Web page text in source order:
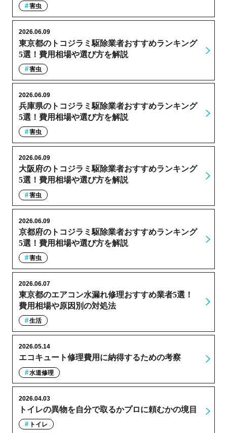
害虫
東京都のトコジラミ駆除業者おすすめランキング
5選！費用相場や選び方を解説
2026.06.09
害虫
兵庫県のトコジラミ駆除業者おすすめランキング
5選！費用相場や選び方を解説
2026.06.09
害虫
大阪府のトコジラミ駆除業者おすすめランキング
5選！費用相場や選び方を解説
2026.06.09
害虫
京都府のトコジラミ駆除業者おすすめランキング
5選！費用相場や選び方を解説
2026.06.09
害虫
東京都のエアコン水漏れ修理おすすめ業者5選！
費用相場や原因別の対処法
2026.06.07
生活
エコキュート修理費用に納得するための考察
2026.05.14
水道修理
トイレの異物を自分で取るかプロに頼むかの境目
2026.04.03
トイレ